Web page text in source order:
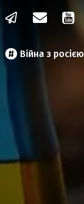
Війна з росією